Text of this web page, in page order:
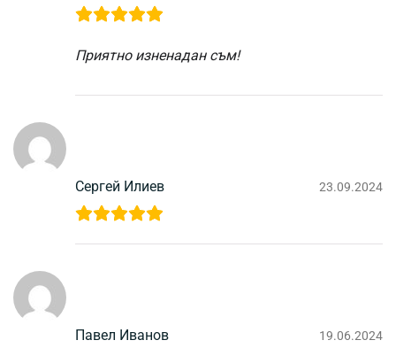
Приятно изненадан съм!
Сергей Илиев 23.09.2024
Павел Иванов 19.06.2024